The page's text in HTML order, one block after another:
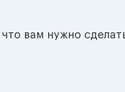
вам нужно